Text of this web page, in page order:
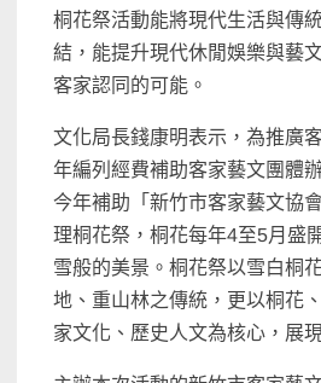
桐花祭活動能將現代生活與傳
結，能提升現代休閒娛樂與藝
客家認同的可能。
文化局長錢康明表示，為推廣
年編列經費補助客家藝文團體
今年補助「新竹市客家藝文協
理桐花祭，桐花每年4至5月盛
雪般的美景。桐花祭以雪白桐
地、重山林之傳統，更以桐花
家文化、歷史人文為核心，展